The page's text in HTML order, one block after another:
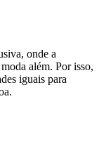
onde a
além. Por isso,
iguais para